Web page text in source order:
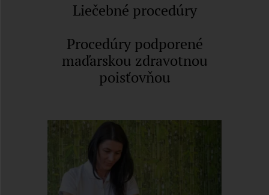
Liečebné procedúry
Procedúry podporené
maďarskou zdravotnou
poisťovňou